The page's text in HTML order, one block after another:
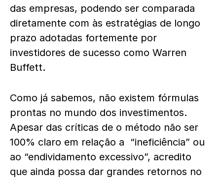
das empresas, podendo ser comparada
diretamente com às estratégias de longo
prazo adotadas fortemente por
investidores de sucesso como Warren
Buffett.
Como já sabemos, não existem fórmulas
prontas no mundo dos investimentos.
Apesar das críticas de o método não ser
100% claro em relação a “ineficiência” ou
ao “endividamento excessivo”, acredito
que ainda possa dar grandes retornos no